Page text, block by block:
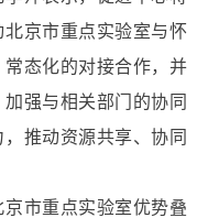
京市重点实验室与怀
态化的对接合作，并
强与相关部门的协同
推动资源共享、协同
市重点实验室优势叠